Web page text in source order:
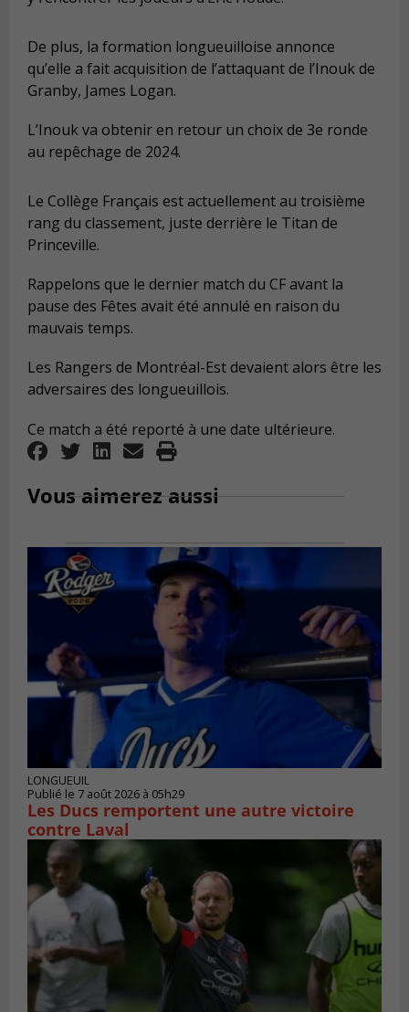
De plus, la formation longueuilloise annonce
qu’elle a fait acquisition de l’attaquant de l’Inouk de
Granby, James Logan.
L’Inouk va obtenir en retour un choix de 3e ronde
au repêchage de 2024.
Le Collège Français est actuellement au troisième
rang du classement, juste derrière le Titan de
Princeville.
Rappelons que le dernier match du CF avant la
pause des Fêtes avait été annulé en raison du
mauvais temps.
Les Rangers de Montréal-Est devaient alors être les
adversaires des longueuillois.
Ce match a été reporté à une date ultérieure.
Vous aimerez aussi
LONGUEUIL
Publié le 7 août 2026 à 05h29
Les Ducs remportent une autre victoire
contre Laval